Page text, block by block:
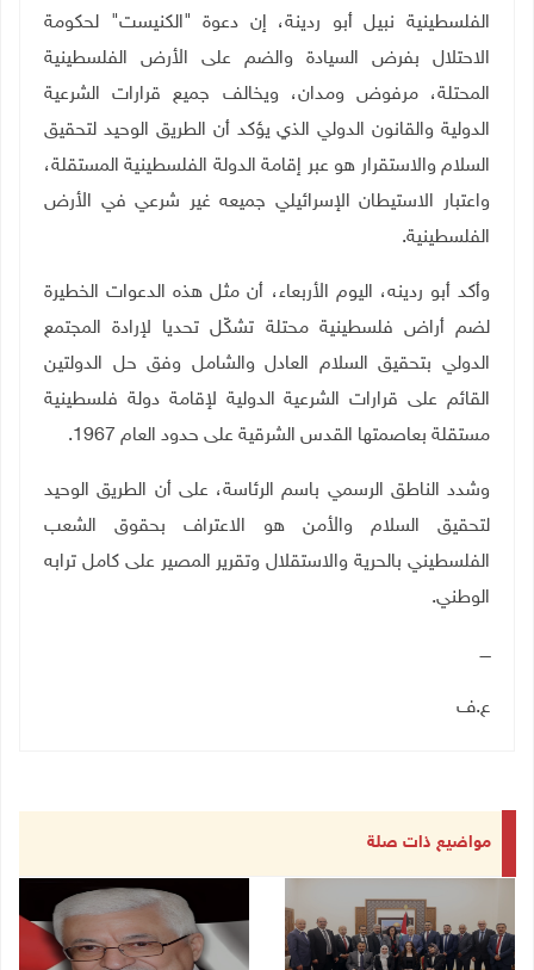
الفلسطينية نبيل أبو ردينة، إن دعوة "الكنيست" لحكومة
الاحتلال بفرض السيادة والضم على الأرض الفلسطينية
المحتلة، مرفوض ومدان، ويخالف جميع قرارات الشرعية
الدولية والقانون الدولي الذي يؤكد أن الطريق الوحيد لتحقيق
السلام والاستقرار هو عبر إقامة الدولة الفلسطينية المستقلة،
واعتبار الاستيطان الإسرائيلي جميعه غير شرعي في الأرض
الفلسطينية.
وأكد أبو ردينه، اليوم الأربعاء، أن مثل هذه الدعوات الخطيرة
لضم أراض فلسطينية محتلة تشكّل تحديا لإرادة المجتمع
الدولي بتحقيق السلام العادل والشامل وفق حل الدولتين
القائم على قرارات الشرعية الدولية لإقامة دولة فلسطينية
مستقلة بعاصمتها القدس الشرقية على حدود العام 1967.
وشدد الناطق الرسمي باسم الرئاسة، على أن الطريق الوحيد
لتحقيق السلام والأمن هو الاعتراف بحقوق الشعب
الفلسطيني بالحرية والاستقلال وتقرير المصير على كامل ترابه
الوطني.
ــــ
ع.ف
مواضيع ذات صلة